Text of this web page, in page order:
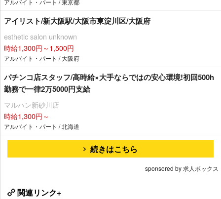
アルバイト・パート / 東京都
アイリスト/新大阪駅/大阪市東淀川区/大阪府
esthetic salon unknown
時給1,300円～1,500円
アルバイト・パート / 大阪府
パチンコ店スタッフ/高時給×大手ならではの安心環境!初回500h
勤務で一律2万5000円支給
マルハン新砂川店
時給1,300円～
アルバイト・パート / 北海道
続きはこちら
sponsored by 求人ボックス
関連リンク+